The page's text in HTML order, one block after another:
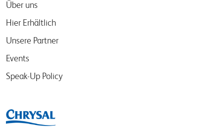
Über uns
Hier Erhältlich
Unsere Partner
Events
Speak-Up Policy